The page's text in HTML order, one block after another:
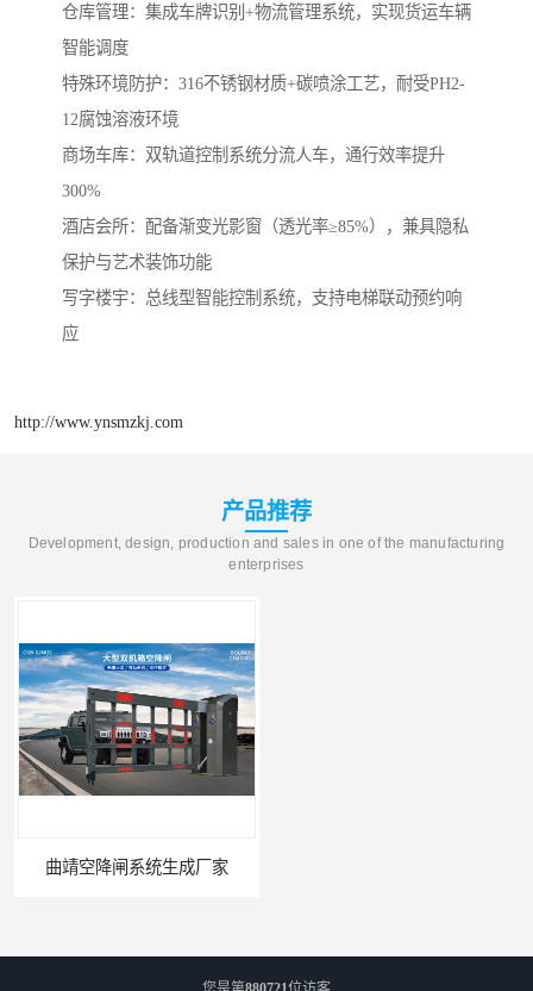
‌仓库管理‌：集成车牌识别+物流管理系统，实现货运车辆
智能调度
‌特殊环境防护‌：316不锈钢材质+碳喷涂工艺，耐受PH2-
12腐蚀溶液环境
商场车库‌：双轨道控制系统分流人车，通行效率提升
300%
‌酒店会所‌：配备渐变光影窗（透光率≥85%），兼具隐私
保护与艺术装饰功能
‌写字楼宇‌：总线型智能控制系统，支持电梯联动预约响
应
http://www.ynsmzkj.com
产品推荐
Development, design, production and sales in one of the manufacturing
enterprises
曲靖空降闸系统生成厂家